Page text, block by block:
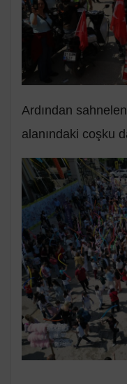
Ardından
alanındaki coşku